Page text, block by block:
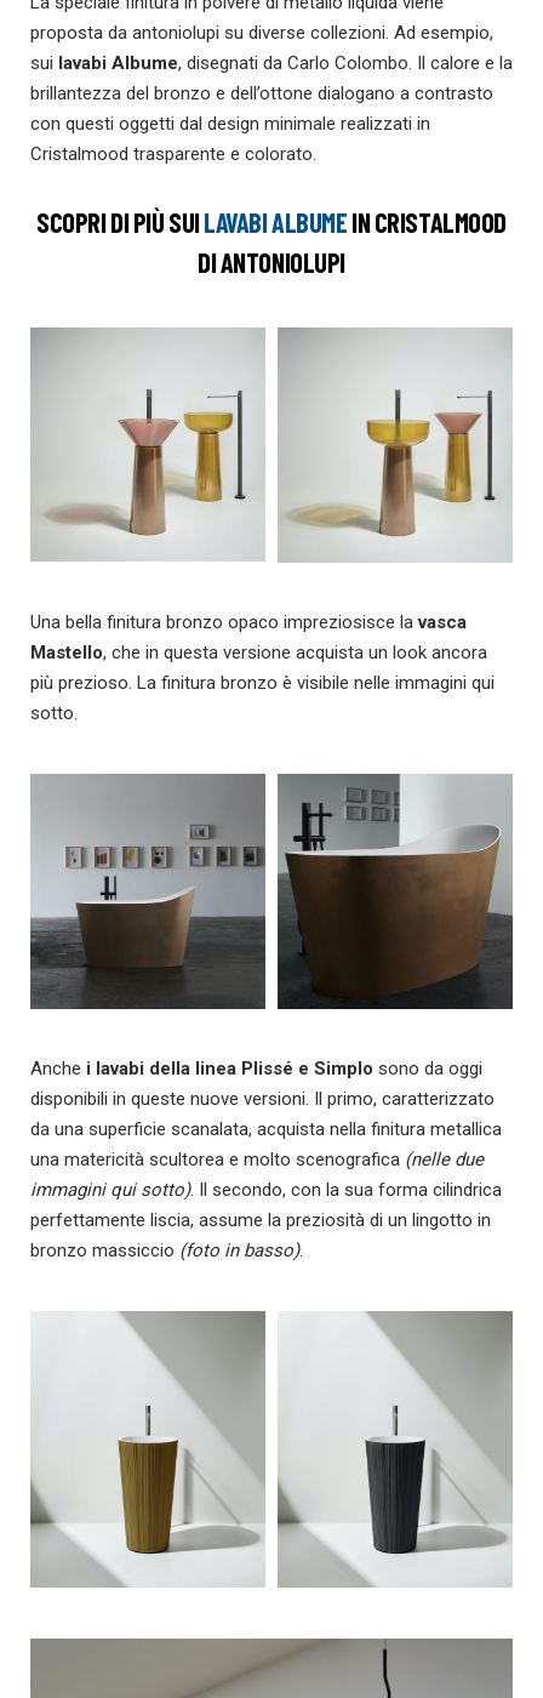
proposta da antoniolupi su diverse collezioni. Ad esempio,
sui lavabi Albume, disegnati da Carlo Colombo. Il calore e la
brillantezza del bronzo e dell’ottone dialogano a contrasto
con questi oggetti dal design minimale realizzati in
Cristalmood trasparente e colorato.
SCOPRI DI PIÙSUILAVABI ALBUMEIN CRISTALMOOD
DI ANTONIOLUPI
Una bella finitura bronzo opaco impreziosisce lavasca
Mastello, che in questa versione acquista un look ancora
più prezioso. La finitura bronzo è visibile nelle immagini qui
sotto.
Anche i lavabi della linea Plissé e Simplo sono da oggi
disponibili in queste nuove versioni. Il primo, caratterizzato
da una superficie scanalata, acquista nella finitura metallica
una matericità scultorea e molto scenografica (nelle due
immagini qui sotto). Il secondo, con la sua forma cilindrica
perfettamente liscia, assume la preziosità di un lingotto in
bronzo massiccio (foto in basso).